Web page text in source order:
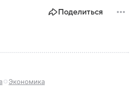
Поделиться
Экономика